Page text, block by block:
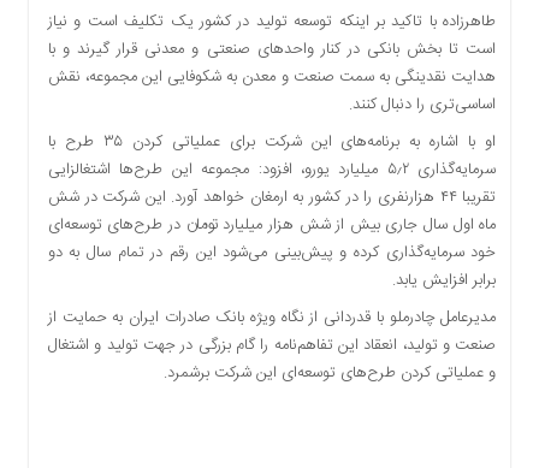
طاهرزاده با تاکید بر اینکه توسعه تولید در کشور یک تکلیف است و نیاز
است تا بخش بانکی در کنار واحدهای صنعتی و معدنی قرار گیرند و با
هدایت نقدینگی به سمت صنعت و معدن به شکوفایی این مجموعه، نقش
اساسی‌تری را دنبال کنند.
او با اشاره به برنامه‌های این شرکت برای عملیاتی کردن ۳۵ طرح با
سرمایه‌گذاری ۵٫۲ میلیارد یورو، افزود: مجموعه این طرح‌ها اشتغالزایی
تقریبا ۴۴ هزارنفری را در کشور به ارمغان خواهد آورد. این شرکت در شش
ماه اول سال جاری بیش از شش هزار میلیارد تومان در طرح‌های توسعه‌ای
خود سرمایه‌گذاری کرده و پیش‌بینی می‌شود این رقم در تمام سال به دو
برابر افزایش یابد.
مدیرعامل چادرملو با قدردانی از نگاه ویژه بانک صادرات ایران به حمایت از
صنعت و تولید، انعقاد این تفاهم‌نامه را گام بزرگی در جهت تولید و اشتغال
و عملیاتی کردن طرح‌های توسعه‌ای این شرکت برشمرد.